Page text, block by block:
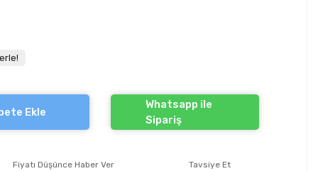
Ekle
Whatsapp ile
Sipariş
Fiyatı Düşünce Haber Ver Tavsiye Et